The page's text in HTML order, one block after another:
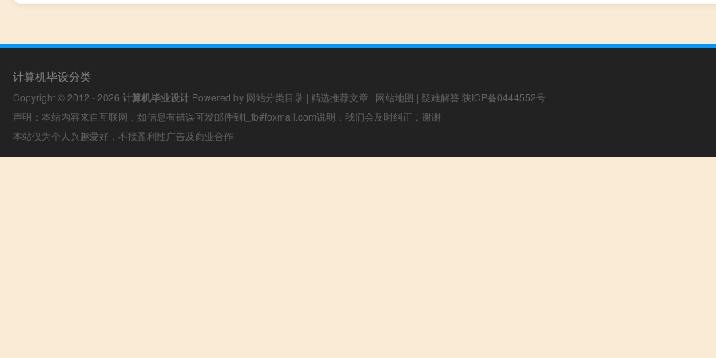
计算机毕设分类
Copyright © 2012 - 2026 计算机毕业设计 Powered by 网站分类目录 | 精选推荐文章 | 网站地图 | 疑难解答 陕ICP备0444552号
声明：本站内容来自互联网，如信息有错误可发邮件到f_fb#foxmail.com说明，我们会及时纠正，谢谢
本站仅为个人兴趣爱好，不接盈利性广告及商业合作